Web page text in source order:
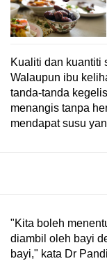
Kualiti dan kuantiti
Walaupun ibu
tanda-tanda
menangis tanpa
mendapat susu
"Kita boleh
diambil oleh bayi
bayi," kata Dr